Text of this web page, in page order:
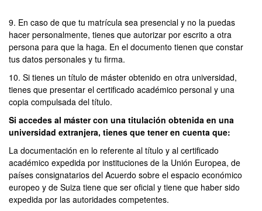
9. En caso de que tu matrícula sea presencial y no la puedas
hacer personalmente, tienes que autorizar por escrito a otra
persona para que la haga. En el documento tienen que constar
tus datos personales y tu firma.
10. Si tienes un título de máster obtenido en otra universidad,
tienes que presentar el certificado académico personal y una
copia compulsada del título.
Si accedes al máster con una titulación obtenida en una
universidad extranjera, tienes que tener en cuenta que:
La documentación en lo referente al título y al certificado
académico expedida por instituciones de la Unión Europea, de
países consignatarios del Acuerdo sobre el espacio económico
europeo y de Suiza tiene que ser oficial y tiene que haber sido
expedida por las autoridades competentes.